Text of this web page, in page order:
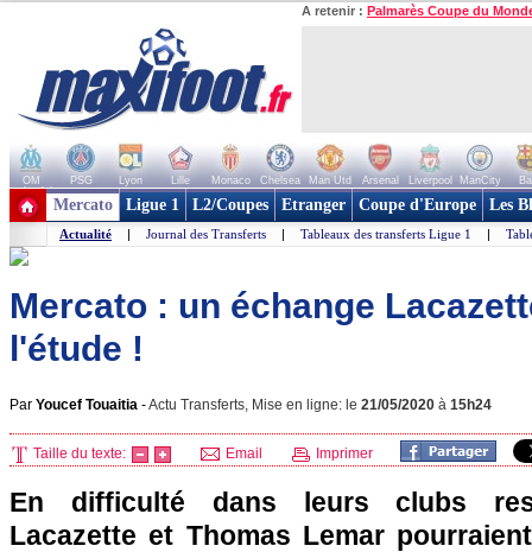
A retenir : Palmarès Coupe du
OM PSG Lyon Lille Monaco Chelsea Man Utd Arsenal Liverpool ManCity
+ de clubs
Mercato Ligue 1 L2/Coupes Etranger Coupe d'Europe Les
Actualité | Journal des Transferts | Tableaux des transferts Ligue 1 |
Mercato : un échange
l'étude !
Par Youcef Touaitia -Actu Transferts, Mise en ligne: le 21/05/2020 à 15h24
Taille du texte: Email Imprimer
En difficulté dans leurs clubs
Lacazette et Thomas Lemar